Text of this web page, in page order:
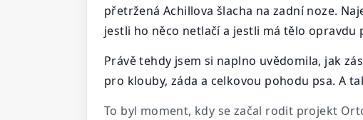
přetržená Achillova šlacha na zadní noze.
jestli ho něco netlačí a jestli má tělo
Právě tehdy jsem si naplno uvědomila, jak
pro klouby, záda a celkovou pohodu psa. A
To byl moment, kdy se začal rodit projekt